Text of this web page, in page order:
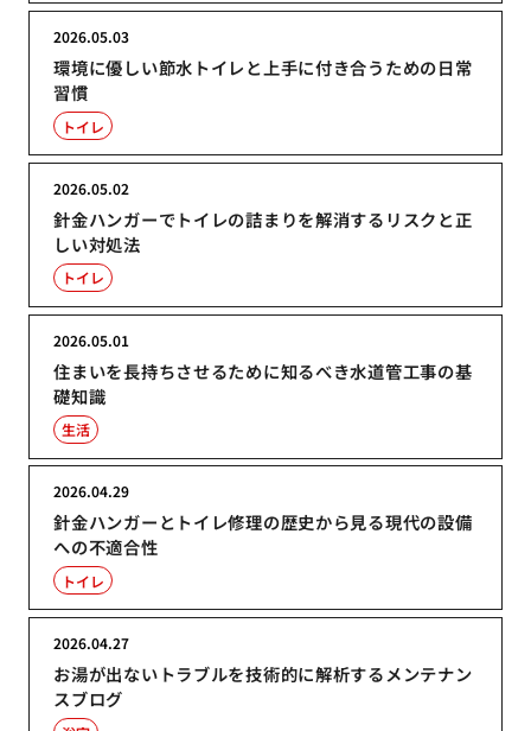
環境に優しい節水トイレと上手に付き合うための日常
習慣
2026.05.03
トイレ
針金ハンガーでトイレの詰まりを解消するリスクと正
しい対処法
2026.05.02
トイレ
住まいを長持ちさせるために知るべき水道管工事の基
礎知識
2026.05.01
生活
針金ハンガーとトイレ修理の歴史から見る現代の設備
への不適合性
2026.04.29
トイレ
お湯が出ないトラブルを技術的に解析するメンテナン
スブログ
2026.04.27